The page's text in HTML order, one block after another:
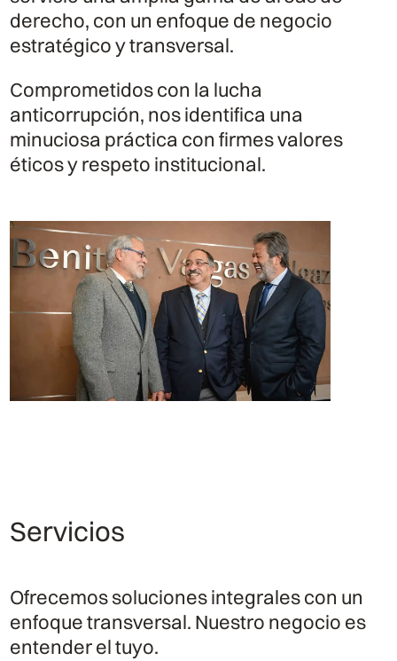
derecho, con un enfoque de negocio
estratégico y transversal.
Comprometidos con la lucha
anticorrupción, nos identifica una
minuciosa práctica con firmes valores
éticos y respeto institucional.
Servicios
Ofrecemos soluciones integrales con un
enfoque transversal. Nuestro negocio es
entender el tuyo.